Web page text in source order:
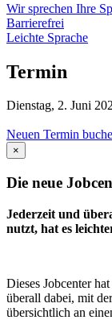
Wir sprechen Ihre
Barrierefrei
Leichte Sprache
Termin
Dienstag, 2. Juni
Neuen Termin
×
Die neue
Jederzeit und
nutzt, hat es
Dieses Jobcenter
überall dabei, mit
übersichtlich an